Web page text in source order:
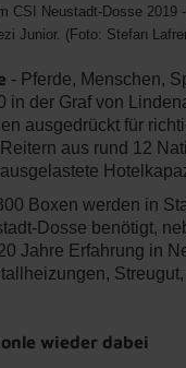
CSI Neustadt-Dosse
Junior. (Foto: Stefan
- Pferde, Menschen,
in der Graf von
ausgedrückt für
aus rund 12
Boxen werden in
Dosse benötigt,
Jahre Erfahrung in
wieder dabei